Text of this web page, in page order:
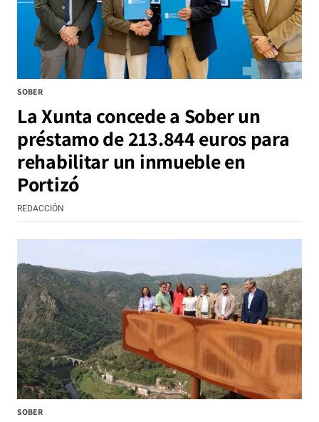
SOBER
La Xunta concede a Sober un
préstamo de 213.844 euros para
rehabilitar un inmueble en
Portizó
REDACCIÓN
SOBER